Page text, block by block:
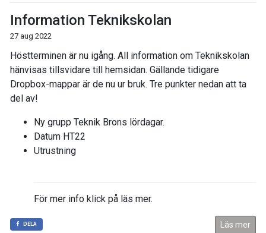
Information Teknikskolan
27 aug 2022
Höstterminen är nu igång. All information om Teknikskolan
hänvisas tillsvidare till hemsidan. Gällande tidigare
Dropbox-mappar är de nu ur bruk. Tre punkter nedan att ta
del av!
Ny grupp Teknik Brons lördagar.
Datum HT22
Utrustning
För mer info klick på läs mer.
DELA Läs mer